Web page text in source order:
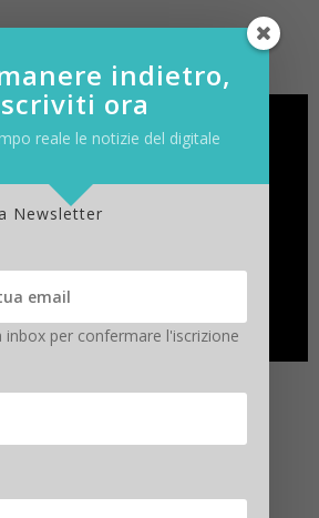
IRIDEOS e VMWAREindietro,
ora
reale le notizie del digitale
Newsletter
inbox per confermare l'iscrizione